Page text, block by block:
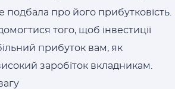
про його прибутковість.
того, щоб інвестиції
прибуток вам, як
заробіток вкладникам.